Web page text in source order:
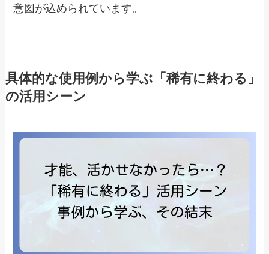
意図が込められています。
具体的な使用例から学ぶ「稀有に終わる」
の活用シーン